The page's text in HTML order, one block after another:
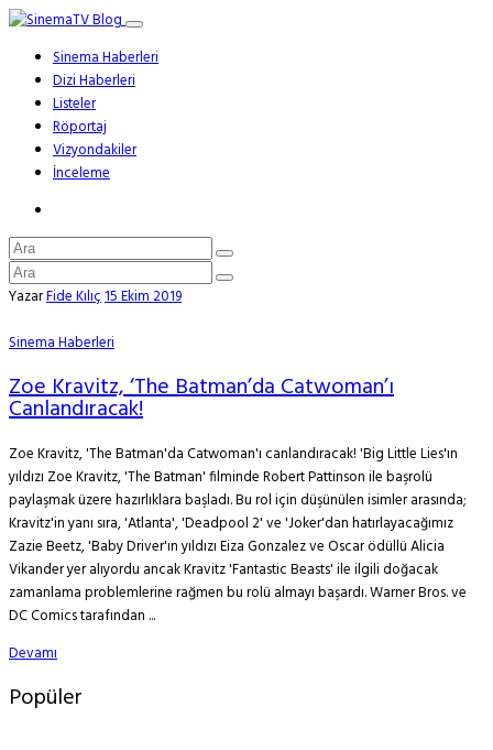
Sinema Haberleri
Dizi Haberleri
Listeler
Röportaj
Vizyondakiler
İnceleme
YazarFide Kılıç15 Ekim 2019
Sinema Haberleri
Zoe Kravitz, ‘The Batman’da Catwoman’ı
Canlandıracak!
Zoe Kravitz, 'The Batman'da Catwoman'ı canlandıracak! 'Big Little Lies'ın
yıldızı Zoe Kravitz, 'The Batman' filminde Robert Pattinson ile başrolü
paylaşmak üzere hazırlıklara başladı. Bu rol için düşünülen isimler arasında;
Kravitz'in yanı sıra, 'Atlanta', 'Deadpool 2' ve 'Joker'dan hatırlayacağımız
Zazie Beetz, 'Baby Driver'ın yıldızı Eiza Gonzalez ve Oscar ödüllü Alicia
Vikander yer alıyordu ancak Kravitz 'Fantastic Beasts' ile ilgili doğacak
zamanlama problemlerine rağmen bu rolü almayı başardı. Warner Bros. ve
DC Comics tarafından ...
Devamı
Popüler